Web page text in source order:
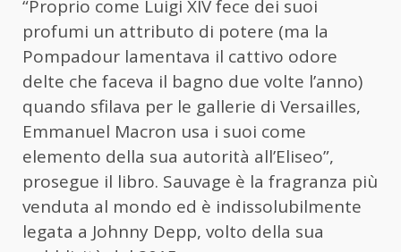
“Proprio come Luigi XIV fece dei suoi
profumi un attributo di potere (ma la
Pompadour lamentava il cattivo odore
delte che faceva il bagno due volte l’anno)
quando sfilava per le gallerie di Versailles,
Emmanuel Macron usa i suoi come
elemento della sua autorità all’Eliseo”,
prosegue il libro. Sauvage è la fragranza più
venduta al mondo ed è indissolubilmente
legata a Johnny Depp, volto della sua